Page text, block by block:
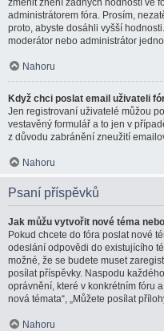
změnit znění žádných hodností ve
administrátorem fóra. Prosím,
proto, abyste dosáhli vyšší
moderátor nebo administrátor
Nahoru
Když chci poslat email uživateli
Jen registrovaní uživatelé můžou
vestavěný formulář a to jen v
z důvodu zabránění zneužití
Nahoru
Psaní příspěvků
Jak můžu vytvořit nové téma
Pokud chcete do fóra poslat nové
odeslání odpovědi do existujícího
možné, že se budete muset
posílat příspěvky. Naspodu
oprávnění, které v konkrétním fóru
nová témata“, „Můžete posílat
Nahoru